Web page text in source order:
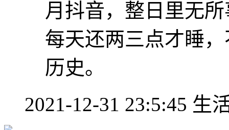
月抖音，整日里无
每天还两三点才睡
历史。
2021-12-31 23:5:45 生